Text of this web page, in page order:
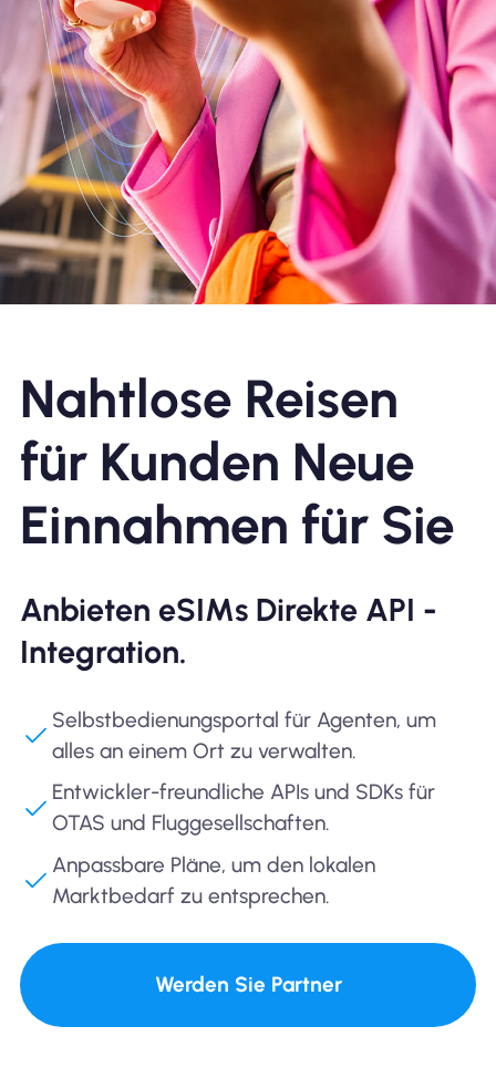
Nahtlose Reisen
für Kunden Neue
Einnahmen für Sie
Anbieten eSIMs Direkte API -
Integration.
Selbstbedienungsportal für Agenten, um
alles an einem Ort zu verwalten.
Entwickler-freundliche APIs und SDKs für
OTAS und Fluggesellschaften.
Anpassbare Pläne, um den lokalen
Marktbedarf zu entsprechen.
Werden Sie Partner